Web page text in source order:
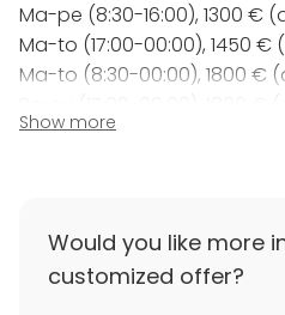
Ma-pe (8:30-16:00), 1300 €
Ma-to (17:00-00:00), 1450 €
Ma-to (8:30-00:00), 1800 €
Pe-su (8:30-00:00), 2100 €
Yleisiltä juhlapäiviltä (esim.
vappuaatto) veloitetaan
Show more
Would you like more
customized offer?